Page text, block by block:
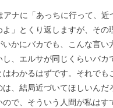
アナに「あっちに行って、近
よ」とくり返しますが、その
いかにバカでも、こんな言い
、エルサが同じくらいバカ
はわかるはずです。それでも
は、結局近づいてほしいんだ
ので、そういう人間が私はす